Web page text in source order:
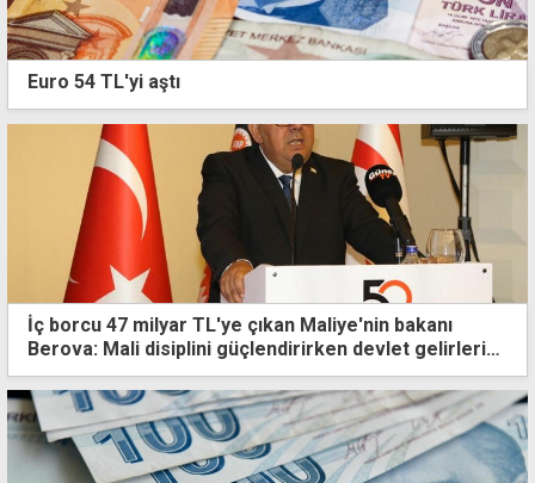
Euro 54 TL'yi aştı
İç borcu 47 milyar TL'ye çıkan Maliye'nin bakanı
Berova: Mali disiplini güçlendirirken devlet gelirlerini
kalıcı olarak artırdık